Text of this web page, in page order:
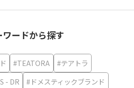
ワードから探す
#TEATORA
#テアトラ
- DR
#ドメスティックブランド